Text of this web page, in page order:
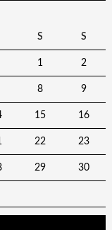
S S
1 2
8 9
15 16
22 23
29 30